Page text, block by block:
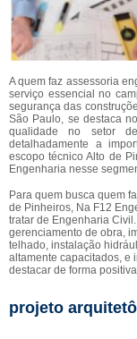
A quem faz assessoria
serviço essencial no
segurança das
São Paulo, se destaca
qualidade no setor
detalhadamente a
escopo técnico Alto de
Engenharia nesse
Para quem busca quem
de Pinheiros, Na F12
tratar de Engenharia
gerenciamento de obra,
telhado, instalação
altamente capacitados, e
destacar de forma
projeto